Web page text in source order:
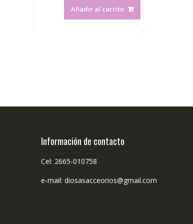
Añadir al carrito
Información de contacto
Cel: 2665-010758
e-mail: diosasacceorios@gmail.com